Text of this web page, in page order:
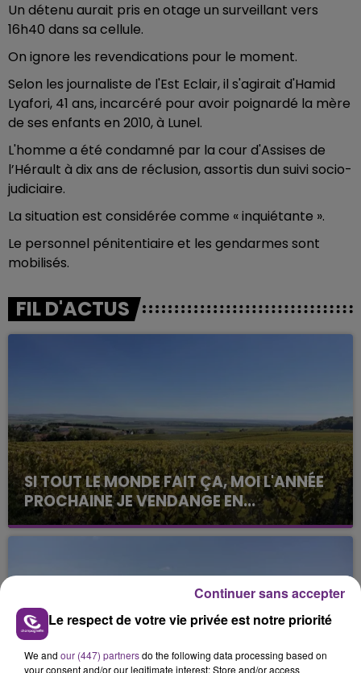
Un détenu aurait pris en otage un surveillant vers
16h40 dans sa cellule.
On ignore les revendications pour le moment.
Selon les journaliste de l'Est Eclair, il s'agirait d'Hamid
Lyafori, 41 ans, incarcéré pour avoir poignardé la mère
de ses enfants en 2010, à Lunel.
L'homme a été condamné par la cour d'Assises de
l’Hérault à dix ans de réclusion, assortis dun suivi socio-
judiciaire.
La situation est considérée comme « inquiétante ».
Le personnel pénitentiaire et les gendarmes sont
mobilisés.
FIL D'ACTUS
SI TOUT LE MONDE FAIT ÇA, MOI L'ANNÉE
PROCHAINE JE VENDANGE EN...
La vendange en Champagne a débuté ce jeudi 6
août dans la commune de Montgueux (Aube). Du
Le respect de votre vie privée est notre priorité
We and our (447) partnersdo the following data processing based on
your consent and/or our legitimate interest: Store and/or access
Continuer sans accepter